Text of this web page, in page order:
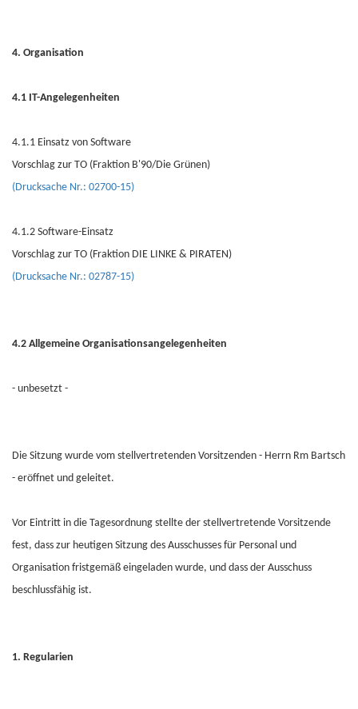
4. Organisation
4.1 IT-Angelegenheiten
4.1.1 Einsatz von Software
Vorschlag zur TO (Fraktion B'90/Die Grünen)
(Drucksache Nr.: 02700-15)
4.1.2 Software-Einsatz
Vorschlag zur TO (Fraktion DIE LINKE & PIRATEN)
(Drucksache Nr.: 02787-15)
4.2 Allgemeine Organisationsangelegenheiten
- unbesetzt -
Die Sitzung wurde vom stellvertretenden Vorsitzenden - Herrn Rm Bartsch
- eröffnet und geleitet.
Vor Eintritt in die Tagesordnung stellte der stellvertretende Vorsitzende
fest, dass zur heutigen Sitzung des Ausschusses für Personal und
Organisation fristgemäß eingeladen wurde, und dass der Ausschuss
beschlussfähig ist.
1. Regularien